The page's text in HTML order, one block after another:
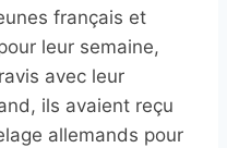
français et
leur semaine,
avec leur
ils avaient reçu
allemands pour